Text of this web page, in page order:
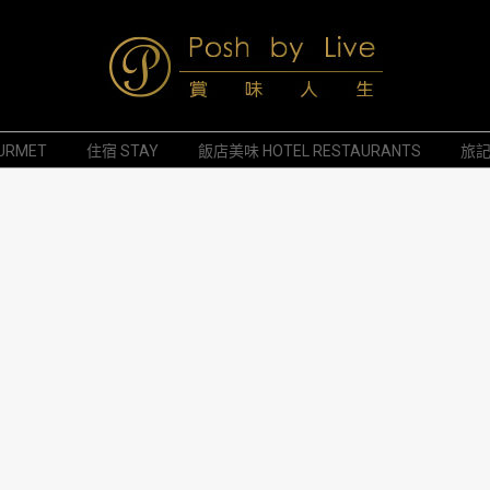
Posh
住宿 STAY 飯店美味 HOTEL RESTAURANTS 旅記